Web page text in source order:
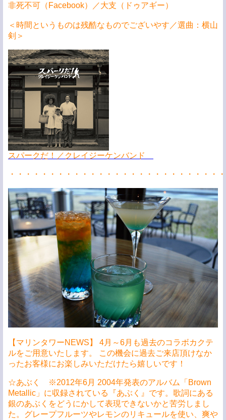
非死不可（Facebook）／大支（ドゥアギー）
＜時間というものは残酷なものでございやす／選曲：横山
剣＞
スパークだ！／クレイジーケンバンド
・・・・・・・・・・・・・・・・・・・・・・・・・・
【マリンタワーNEWS】 4月～6月も過去のコラボカクテ
ルをご用意いたします。 この機会に過去ご来店頂けなか
ったお客様にお楽しみいただけたら嬉しいです！
☆あぶく ※2012年6月 2004年発表のアルバム「Brown
Metallic」に収録されている『あぶく』です。歌詞にある
銀のあぶくをどうにかして表現できないかと苦労しまし
た。グレープフルーツやレモンのリキュールを使い、爽や